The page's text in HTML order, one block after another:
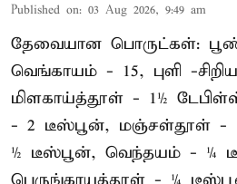
Published on: 03 Aug 2026, 9:49 am
தேவையான பொருட்கள்:
வெங்காயம் - 15, புளி -
மிளகாய்த்தூள் - 1½
- 2 டீஸ்பூன், மஞ்சள்தூள் -
½ டீஸ்பூன், வெந்தயம் - ¼
பெருங்காயத்தூள் - ¼